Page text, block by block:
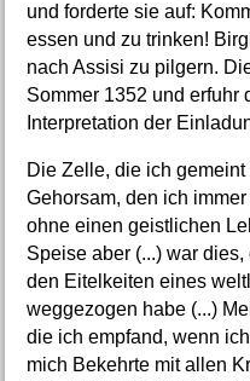
und forderte sie auf:
essen und zu trinken!
nach Assisi zu pilgern.
Sommer 1352 und erfuhr
Interpretation der
Die Zelle, die ich
Gehorsam, den ich
ohne einen geistlichen
Speise aber (...) war
den Eitelkeiten eines
weggezogen habe (...)
die ich empfand, wenn
mich Bekehrte mit allen